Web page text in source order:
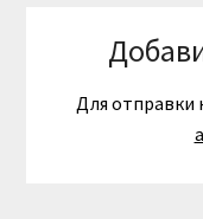
Для отправки